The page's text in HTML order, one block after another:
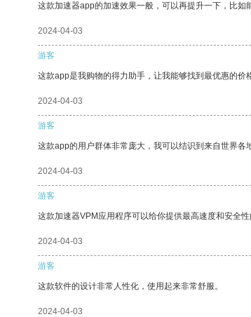
这款加速器app的加速效果一般，可以再提升一下，比如
2024-04-03
游客
这款app是我购物的得力助手，让我能够找到最优惠的价
2024-04-03
游客
这款app的用户群体非常庞大，我可以结识到来自世界各
2024-04-03
游客
这款加速器VPM应用程序可以给你提供最高速度和安全
2024-04-03
游客
这款软件的设计非常人性化，使用起来非常舒服。
2024-04-03